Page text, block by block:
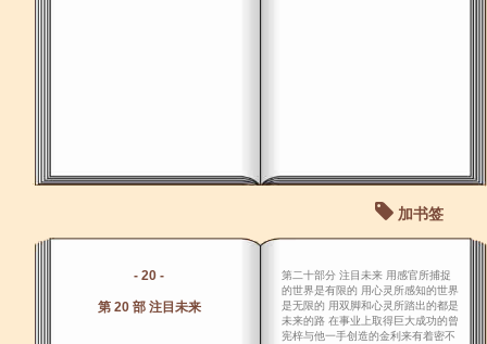
加书签
- 20 -
第 20 部 注目未来
第二十部分 注目未来 用感官所捕捉
的世界是有限的 用心灵所感知的世界
是无限的 用双脚和心灵所踏出的都是
未来的路 在事业上取得巨大成功的曾
宪梓与他一手创造的金利来有着密不